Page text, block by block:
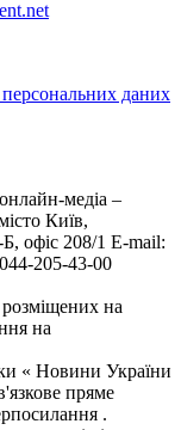
персональних даних
медіа –
Київ,
208/1 E-mail:
205-43-00
розміщених на
на
« Новини України
пряме
.